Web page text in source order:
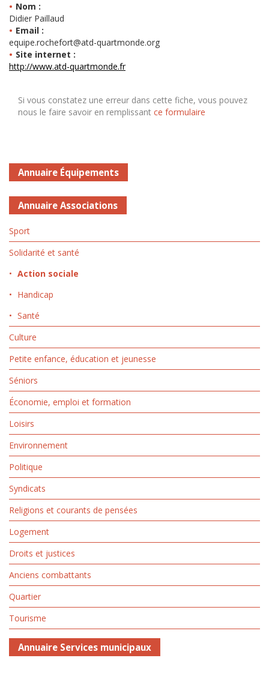
Nom :
Didier Paillaud
Email :
equipe.rochefort@atd-quartmonde.org
Site internet :
http://www.atd-quartmonde.fr
Si vous constatez une erreur dans cette fiche, vous pouvez
nous le faire savoir en remplissant ce formulaire
Annuaire Équipements
Annuaire Associations
Sport
Solidarité et santé
Action sociale
Handicap
Santé
Culture
Petite enfance, éducation et jeunesse
Séniors
Économie, emploi et formation
Loisirs
Environnement
Politique
Syndicats
Religions et courants de pensées
Logement
Droits et justices
Anciens combattants
Quartier
Tourisme
Annuaire Services municipaux